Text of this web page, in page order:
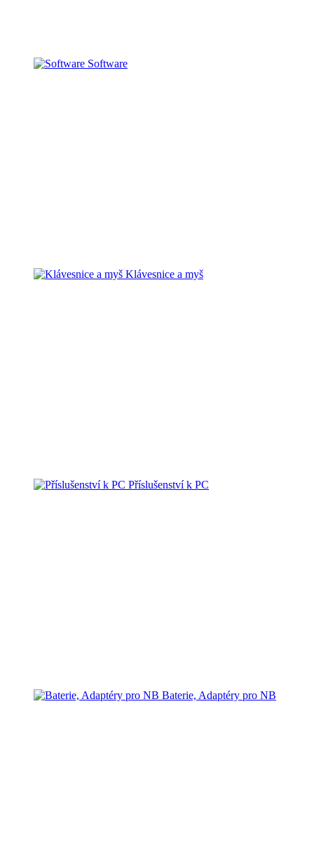
Software
Klávesnice a myš
Příslušenství k PC
Baterie, Adaptéry pro NB